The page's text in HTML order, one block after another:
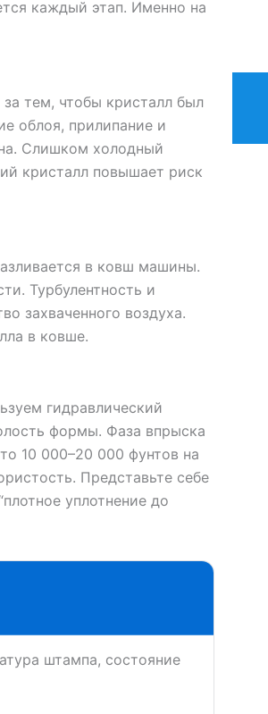
каждый этап. Именно на
тем, чтобы кристалл был
облоя, прилипание и
Слишком холодный
кристалл повышает риск
в ковш машины.
Турбулентность и
захваченного воздуха.
в ковше.
гидравлический
формы. Фаза впрыска
10 000–20 000 фунтов на
Представьте себе
уплотнение до
штампа, состояние